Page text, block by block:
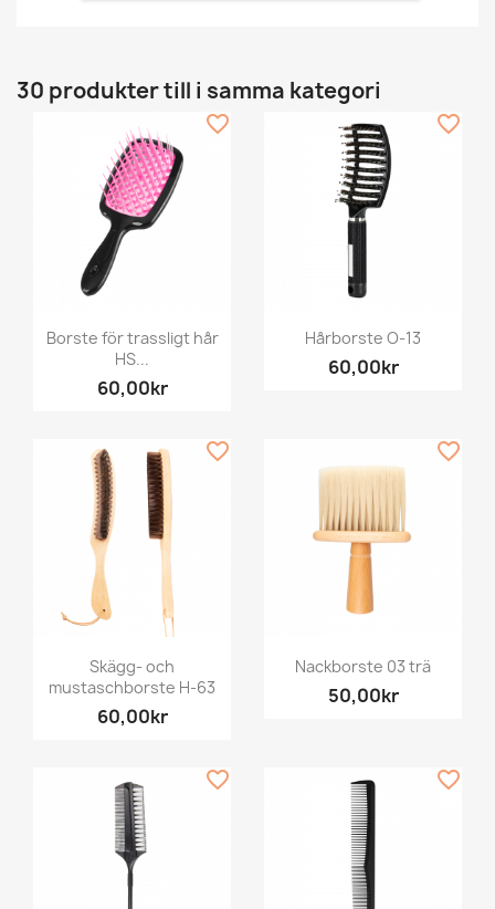
30 produkter till i samma kategori
Borste för trassligt hår
HS...
60,00kr
favorite_border
Hårborste O-13
60,00kr
favorite_border
Skägg- och
mustaschborste H-63
60,00kr
favorite_border
Nackborste 03 trä
50,00kr
favorite_border
favorite_border favorite_border